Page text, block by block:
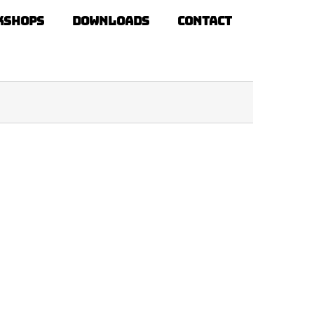
Downloads Contact